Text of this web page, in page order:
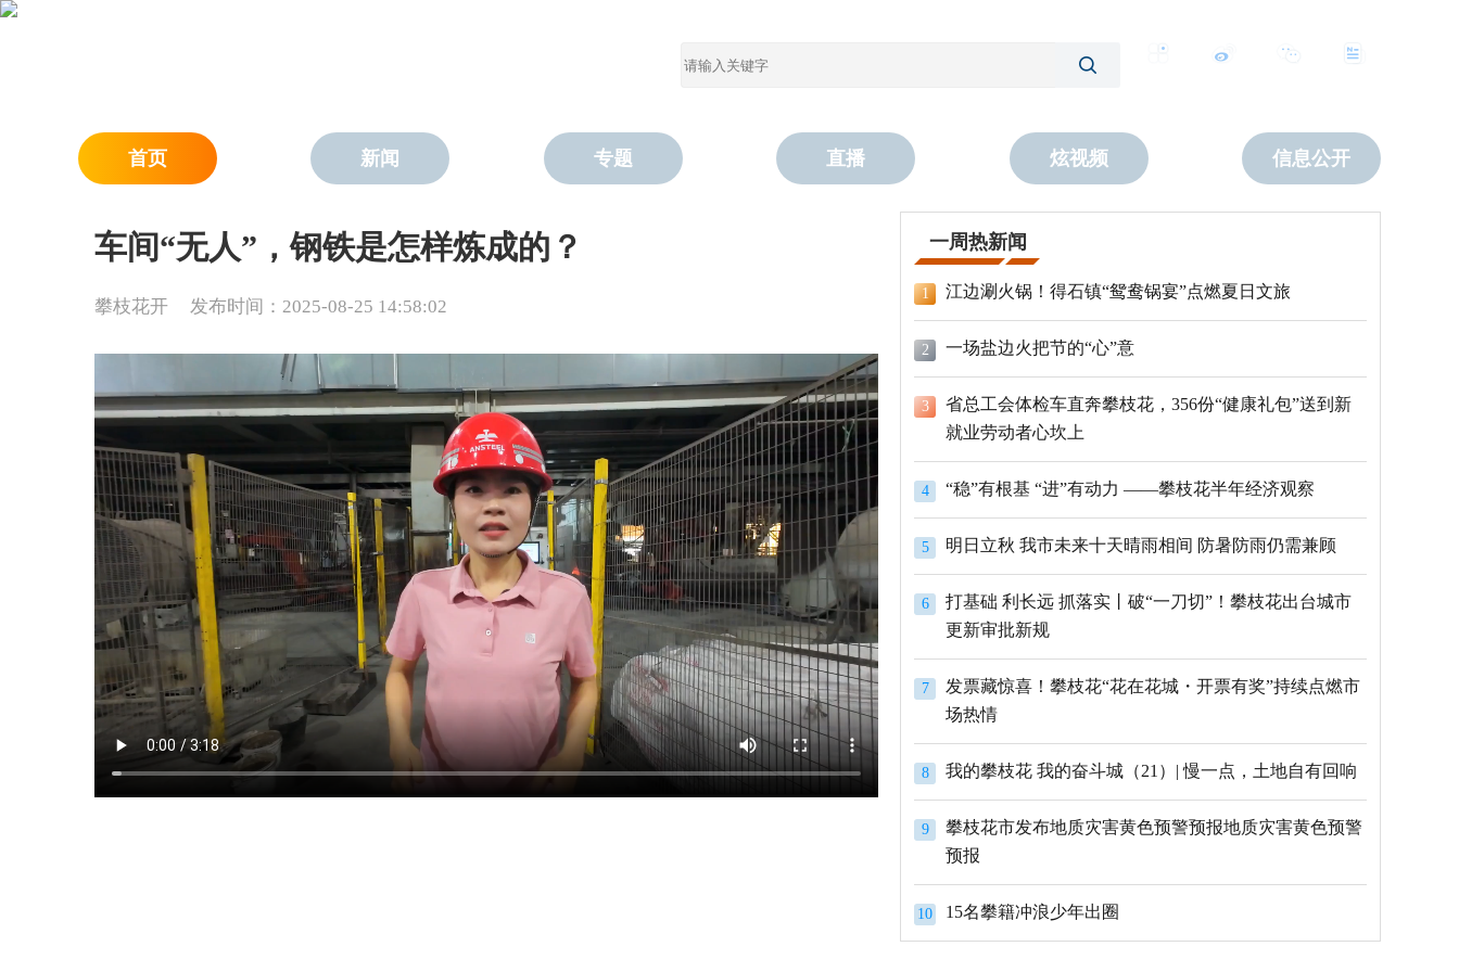
首页 新闻 专题 直播 炫视频 信息公开
车间“无人”，钢铁是怎样炼成的？
攀枝花开 发布时间：2025-08-25 14:58:02
一周热新闻
1 江边涮火锅！得石镇“鸳鸯锅宴”点燃夏日文旅
2 一场盐边火把节的“心”意
3
省总工会体检车直奔攀枝花，356份“健康礼包”送到新
就业劳动者心坎上
4 “稳”有根基 “进”有动力 ——攀枝花半年经济观察
5 明日立秋 我市未来十天晴雨相间 防暑防雨仍需兼顾
6
打基础 利长远 抓落实丨破“一刀切”！攀枝花出台城市
更新审批新规
7
发票藏惊喜！攀枝花“花在花城・开票有奖”持续点燃市
场热情
8 我的攀枝花 我的奋斗城（21）| 慢一点，土地自有回响
9
攀枝花市发布地质灾害黄色预警预报地质灾害黄色预警
预报
10 15名攀籍冲浪少年出圈